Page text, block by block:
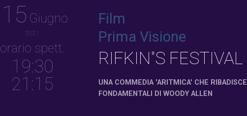
15 Giugno
2021
orario spett.
19:30
21:15
Film
Prima Visione
RIFKIN"S FESTIVAL
UNA COMMEDIA 'ARITMICA' CHE RIBADISCE I
FONDAMENTALI DI WOODY ALLEN